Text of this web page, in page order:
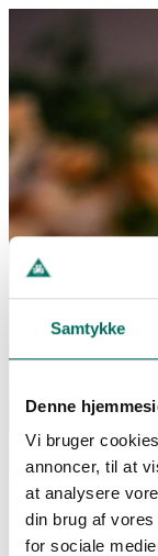
Samtykke
Denne
Vi bruger
annoncer, til at
at analysere
din brug af
for sociale